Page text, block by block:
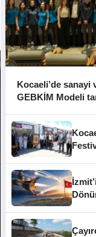
Kocaeli’de
GEBKİM Modeli